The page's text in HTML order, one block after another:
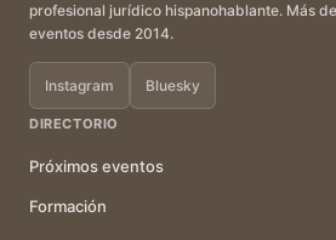
profesional jurídico hispanohablante. Más
eventos desde 2014.
Instagram Bluesky
DIRECTORIO
Próximos eventos
Formación